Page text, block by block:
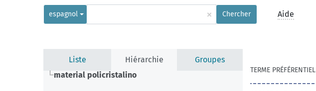
espagnol × Chercher Aide
Liste Hiérarchie
Groupes
material policristalino
TERME PRÉFÉRENTIEL